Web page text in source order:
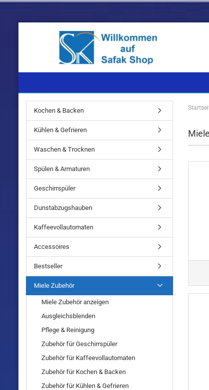
Standgeräte
Standgeräte
Einbaugeräte
Standgeräte
Kochen & Backen
Kühlen & Gefrieren
Waschen & Trocknen
Spülen & Armaturen
Geschirrspüler
Dunstabzugshauben
Kaffeevollautomaten
Accessoires
Bestseller
Miele Zubehör
Miele Zubehör anzeigen
Ausgleichsblenden
Pflege & Reinigung
Zubehör für Geschirrspüler
Zubehör für Kaffeevollautomaten
Zubehör für Kochen & Backen
Zubehör für Kühlen & Gefrieren